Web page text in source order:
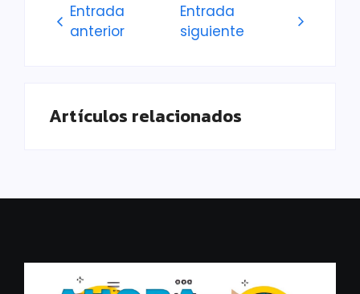
Entrada
anterior
Entrada
siguiente
Artículos relacionados